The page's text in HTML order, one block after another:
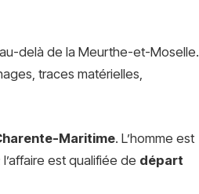
delà de la Meurthe-et-Moselle.
traces matérielles,
Maritime. L’homme est
est qualifiée de départ